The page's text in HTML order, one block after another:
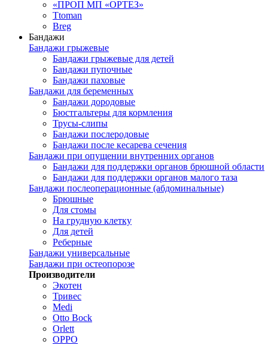
«ПРОП МП «ОРТЕЗ»
Ttoman
Breg
Бандажи
Бандажи грыжевые
Бандажи грыжевые для детей
Бандажи пупочные
Бандажи паховые
Бандажи для беременных
Бандажи дородовые
Бюстгальтеры для кормления
Трусы-слипы
Бандажи послеродовые
Бандажи после кесарева сечения
Бандажи при опущении внутренних органов
Бандажи для поддержки органов брюшной области
Бандажи для поддержки органов малого таза
Бандажи послеоперационные (абдоминальные)
Брюшные
Для стомы
На грудную клетку
Для детей
Реберные
Бандажи универсальные
Бандажи при остеопорозе
Производители
Экотен
Тривес
Medi
Otto Bock
Orlett
OPPO